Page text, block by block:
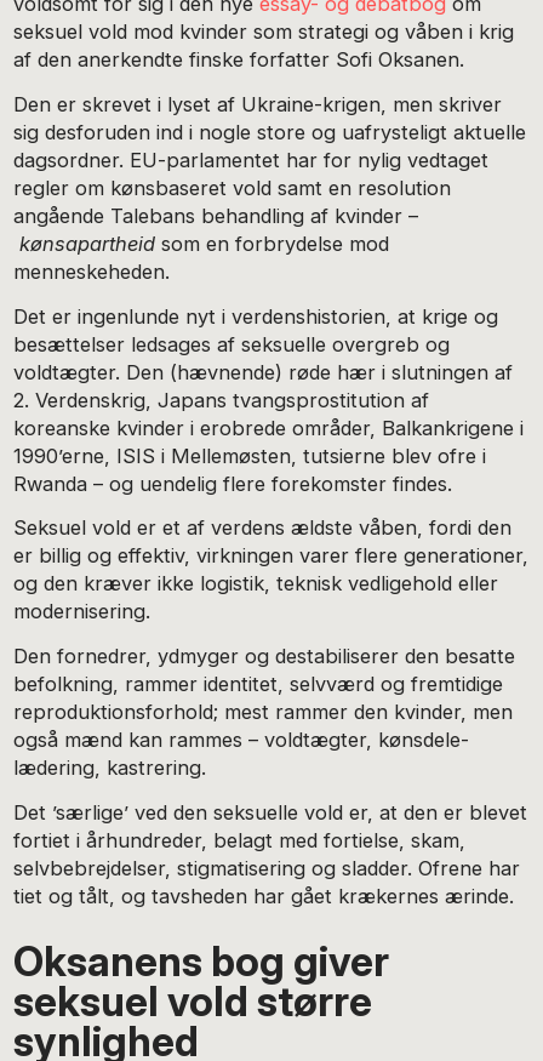
seksuel vold mod kvinder som strategi og våben i krig
af den anerkendte finske forfatter Sofi Oksanen.
Den er skrevet i lyset af Ukraine-krigen, men skriver
sig desforuden ind i nogle store og uafrysteligt aktuelle
dagsordner. EU-parlamentet har for nylig vedtaget
regler om kønsbaseret vold samt en resolution
angående Talebans behandling af kvinder –
kønsapartheid som en forbrydelse mod
menneskeheden.
Det er ingenlunde nyt i verdenshistorien, at krige og
besættelser ledsages af seksuelle overgreb og
voldtægter. Den (hævnende) røde hær i slutningen af
2. Verdenskrig, Japans tvangsprostitution af
koreanske kvinder i erobrede områder, Balkankrigene i
1990’erne, ISIS i Mellemøsten, tutsierne blev ofre i
Rwanda – og uendelig flere forekomster findes.
Seksuel vold er et af verdens ældste våben, fordi den
er billig og effektiv, virkningen varer flere generationer,
og den kræver ikke logistik, teknisk vedligehold eller
modernisering.
Den fornedrer, ydmyger og destabiliserer den besatte
befolkning, rammer identitet, selvværd og fremtidige
reproduktionsforhold; mest rammer den kvinder, men
også mænd kan rammes – voldtægter, kønsdele-
lædering, kastrering.
Det ’særlige’ ved den seksuelle vold er, at den er blevet
fortiet i århundreder, belagt med fortielse, skam,
selvbebrejdelser, stigmatisering og sladder. Ofrene har
tiet og tålt, og tavsheden har gået krækernes ærinde.
Oksanens bog giver
seksuel vold større
synlighed